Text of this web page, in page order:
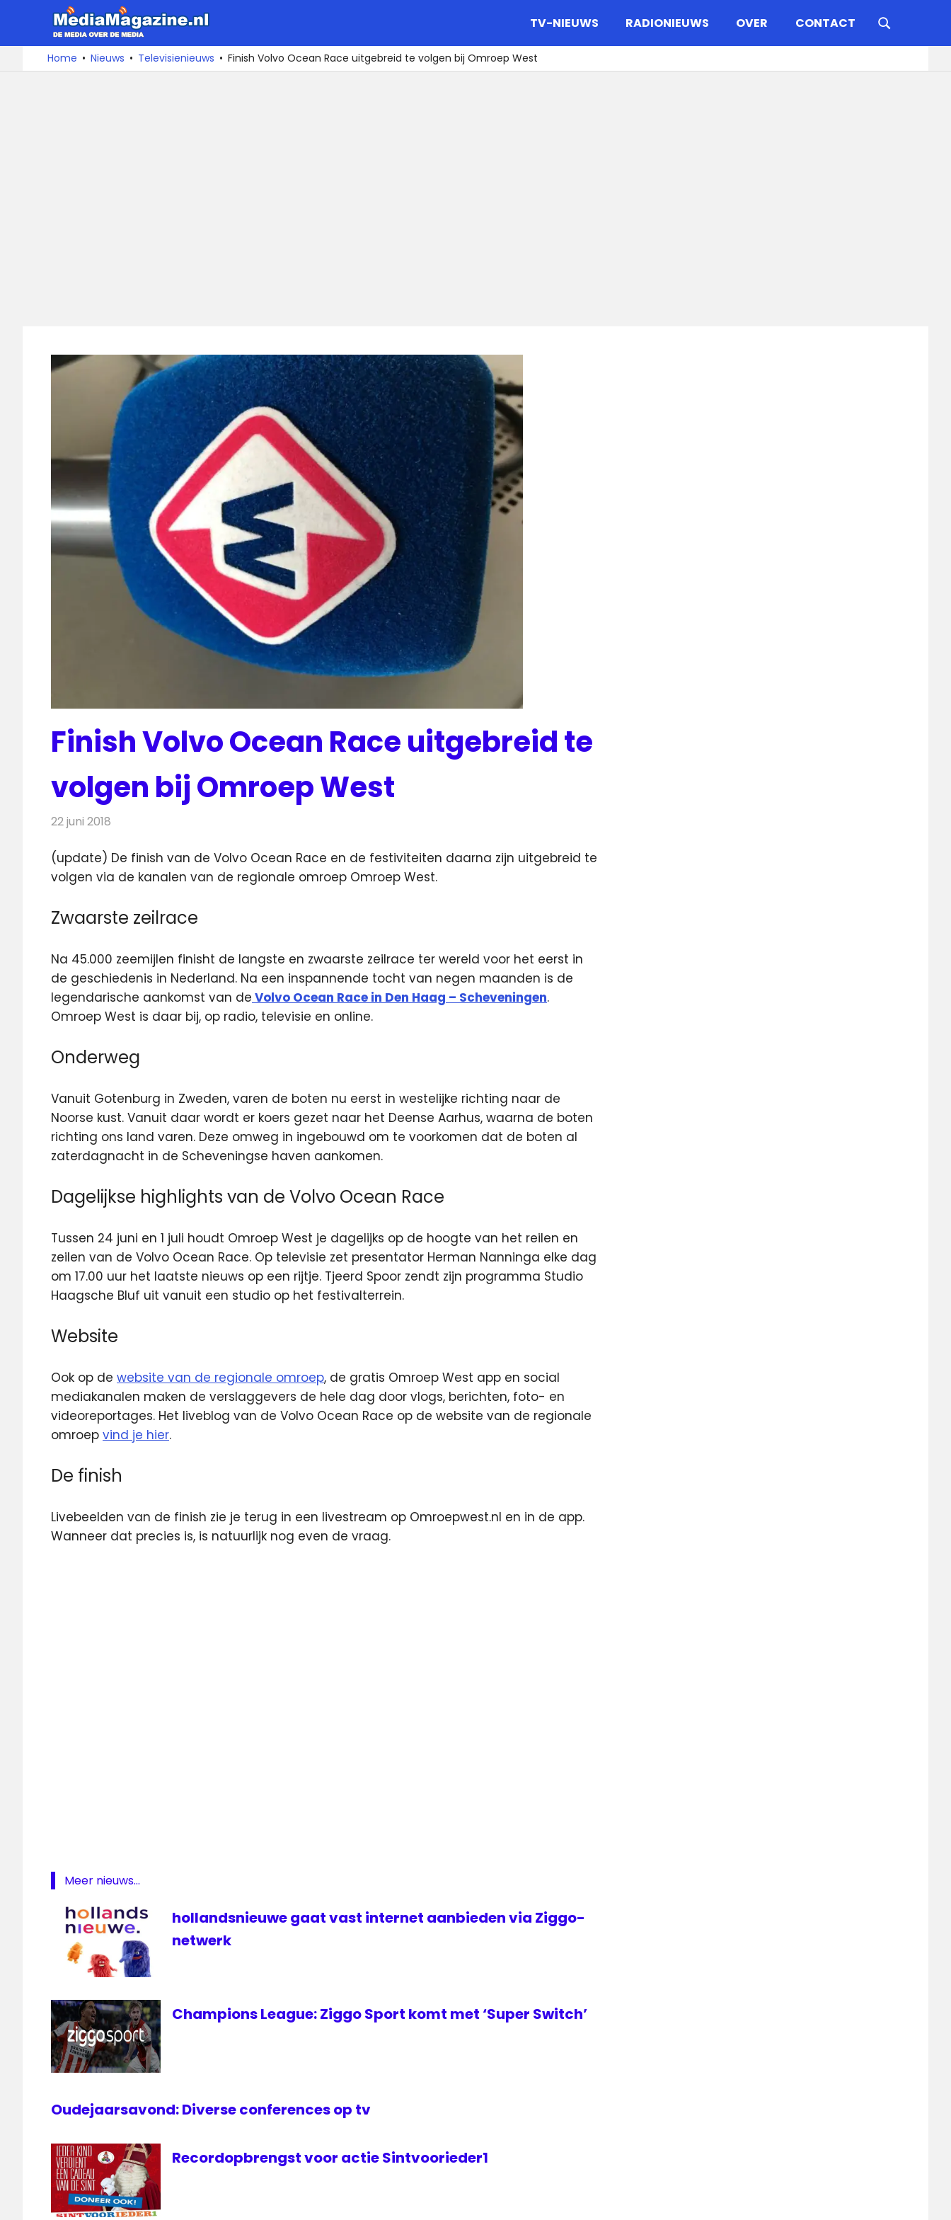
naar
De
media
over
TV-NIEUWS RADIONIEUWS OVER CONTACT
Home Nieuws Televisienieuws Finish Volvo Ocean Race uitgebreid te volgen bij Omroep West
Finish Volvo Ocean Race uitgebreid te
volgen bij Omroep West
22 juni 2018
(update) De finish van de Volvo Ocean Race en de festiviteiten daarna zijn uitgebreid te
volgen via de kanalen van de regionale omroep Omroep West.
Zwaarste zeilrace
Na 45.000 zeemijlen finisht de langste en zwaarste zeilrace ter wereld voor het eerst in
de geschiedenis in Nederland. Na een inspannende tocht van negen maanden is de
legendarische aankomst van de Volvo Ocean Race in Den Haag – Scheveningen.
Omroep West is daar bij, op radio, televisie en online.
Onderweg
Vanuit Gotenburg in Zweden, varen de boten nu eerst in westelijke richting naar de
Noorse kust. Vanuit daar wordt er koers gezet naar het Deense Aarhus, waarna de boten
richting ons land varen. Deze omweg in ingebouwd om te voorkomen dat de boten al
zaterdagnacht in de Scheveningse haven aankomen.
Dagelijkse highlights van de Volvo Ocean Race
Tussen 24 juni en 1 juli houdt Omroep West je dagelijks op de hoogte van het reilen en
zeilen van de Volvo Ocean Race. Op televisie zet presentator Herman Nanninga elke dag
om 17.00 uur het laatste nieuws op een rijtje. Tjeerd Spoor zendt zijn programma Studio
Haagsche Bluf uit vanuit een studio op het festivalterrein.
Website
Ook op de website van de regionale omroep, de gratis Omroep West app en social
mediakanalen maken de verslaggevers de hele dag door vlogs, berichten, foto- en
videoreportages. Het liveblog van de Volvo Ocean Race op de website van de regionale
omroep vind je hier.
De finish
Livebeelden van de finish zie je terug in een livestream op Omroepwest.nl en in de app.
Wanneer dat precies is, is natuurlijk nog even de vraag.
Meer nieuws...
hollandsnieuwe gaat vast internet aanbieden via Ziggo-
netwerk
Champions League: Ziggo Sport komt met ‘Super Switch’
Oudejaarsavond: Diverse conferences op tv
Recordopbrengst voor actie Sintvoorieder1